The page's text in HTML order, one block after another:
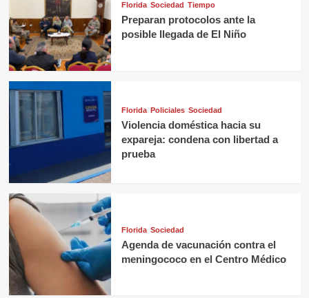
Florida Sociedad Tiempo
Preparan protocolos ante la
posible llegada de El Niño
Florida Policiales Sociedad
Violencia doméstica hacia su
expareja: condena con libertad a
prueba
Florida Sociedad
Agenda de vacunación contra el
meningococo en el Centro Médico